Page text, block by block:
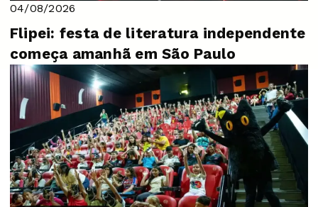
04/08/2026
Flipei: festa de literatura independente
começa amanhã em São Paulo